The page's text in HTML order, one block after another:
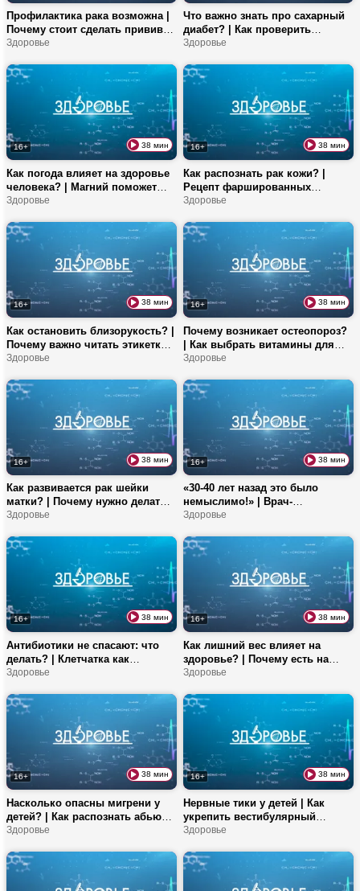
Профилактика рака возможна |
Почему стоит сделать прививку
от ВПЧ? | Из чего состоит
Здоровье
Что важно знать про сахарный
диабет? | Как проверить
уровень сахара в домашних
на зубы?
Здоровье
16+ 38 мин
Как погода влияет на здоровье
человека? | Магний поможет
при депрессии? | Заниматься
Здоровье
16+ 38 мин
Как распознать рак кожи? |
Рецепт фаршированных
кабачков с чечевицей | Есть ль
здоровья» для белорусов
Здоровье
16+ 38 мин
Как остановить близорукость? |
Почему важно читать этикетки
продуктов? | Стоит ли бояться
Здоровье
16+ 38 мин
Почему возникает остеопороз?
| Как выбрать витамины для
костей? | Лучшие блюда из
элайнеры?
Здоровье
16+ 38 мин
Как развивается рак шейки
матки? | Почему нужно делать
прививку от ВПЧ? | Какая
Здоровье
16+ 38 мин
«30-40 лет назад это было
немыслимо!» | Врач-
офтальмолог про заболевания
операции, гипертонию и
ухудшение зрения
Здоровье
16+ 38 мин
Антибиотики не спасают: что
делать? | Клетчатка как
лекарство от инфаркта |
офисных болячек
Здоровье
16+ 38 мин
Как лишний вес влияет на
здоровье? | Почему есть на
ночь вредно? | Чем опасны
биохимический анализ крови
Здоровье
16+ 38 мин
Насколько опасны мигрени у
детей? | Как распознать абьюз в
отношениях? | Какие продукты
Здоровье
16+ 38 мин
Нервные тики у детей | Как
укрепить вестибулярный
аппарат? | Как часто нужно есть
Здоровье